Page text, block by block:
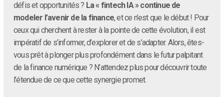
défis et opportunités ? La « fintech IA » continue de
modeler l’avenir de la finance, et ce n’est que le début ! Pour
ceux qui cherchent à rester à la pointe de cette évolution, il est
impératif de s’informer, d’explorer et de s’adapter. Alors, êtes-
vous prêt à plonger plus profondément dans le futur palpitant
de la finance numérique ? N’attendez plus pour découvrir toute
l’étendue de ce que cette synergie promet.